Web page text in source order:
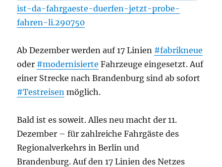
ist-da-fahrgaeste-duerfen-jetzt-probe-
fahren-li.290750
Ab Dezember werden auf 17 Linien #fabrikneue
oder #modernisierte Fahrzeuge eingesetzt. Auf
einer Strecke nach Brandenburg sind ab sofort
#Testreisen möglich.
Bald ist es soweit. Alles neu macht der 11.
Dezember – für zahlreiche Fahrgäste des
Regionalverkehrs in Berlin und
Brandenburg. Auf den 17 Linien des Netzes